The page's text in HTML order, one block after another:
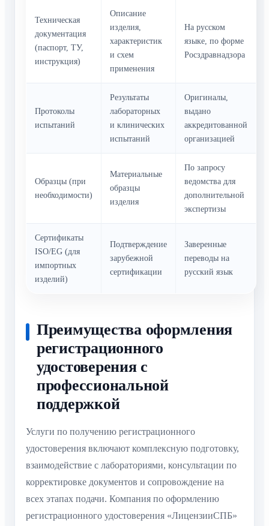
Техническая
документация
(паспорт, ТУ,
инструкция)
Описание
изделия,
характеристик
и схем
применения
На русском
языке, по форме
Росздравнадзора
Протоколы
испытаний
Результаты
лабораторных
и клинических
испытаний
Оригиналы,
выдано
аккредитованной
организацией
Образцы (при
необходимости)
Материальные
образцы
изделия
По запросу
ведомства для
дополнительной
экспертизы
Сертификаты
ISO/EG (для
импортных
изделий)
Подтверждение
зарубежной
сертификации
Заверенные
переводы на
русский язык
Преимущества оформления
регистрационного
удостоверения с
профессиональной
поддержкой
Услуги по получению регистрационного
удостоверения включают комплексную подготовку,
взаимодействие с лабораториями, консультации по
корректировке документов и сопровождение на
всех этапах подачи. Компания по оформлению
регистрационного удостоверения «ЛицензииСПБ»